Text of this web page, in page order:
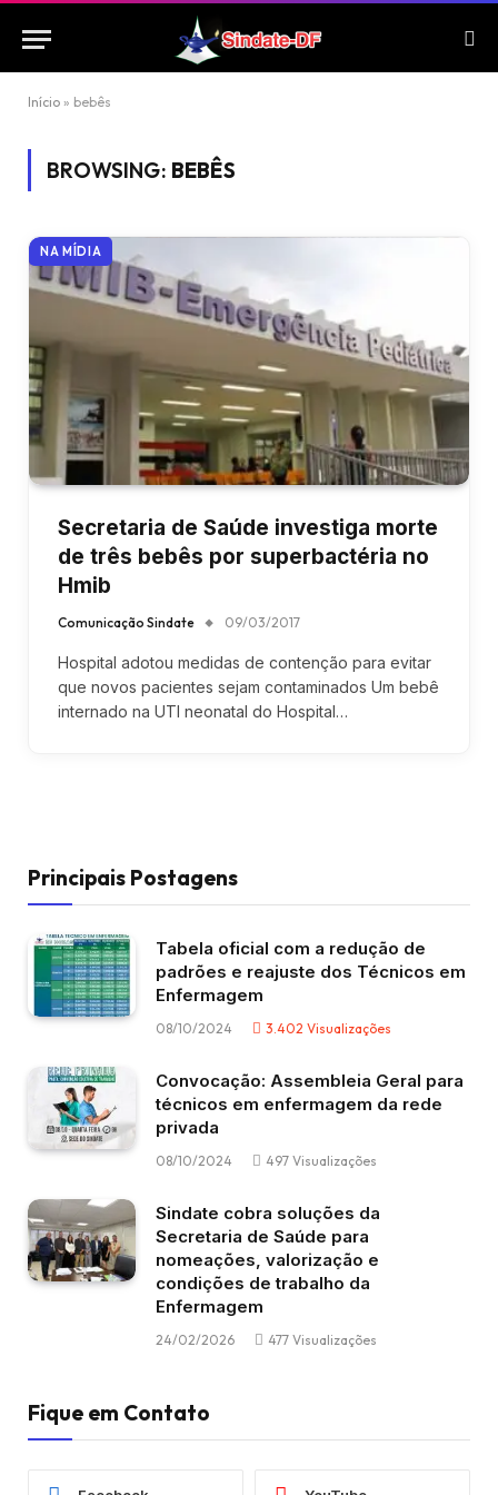
Início » bebês
BROWSING: BEBÊS
NA MÍDIA
Secretaria de Saúde investiga morte
de três bebês por superbactéria no
Hmib
Comunicação Sindate 09/03/2017
Hospital adotou medidas de contenção para evitar
que novos pacientes sejam contaminados Um bebê
internado na UTI neonatal do Hospital…
Principais Postagens
Tabela oficial com a redução de
padrões e reajuste dos Técnicos em
Enfermagem
08/10/2024 3.402 Visualizações
Convocação: Assembleia Geral para
técnicos em enfermagem da rede
privada
08/10/2024 497 Visualizações
Sindate cobra soluções da
Secretaria de Saúde para
nomeações, valorização e
condições de trabalho da
Enfermagem
24/02/2026 477 Visualizações
Fique em Contato